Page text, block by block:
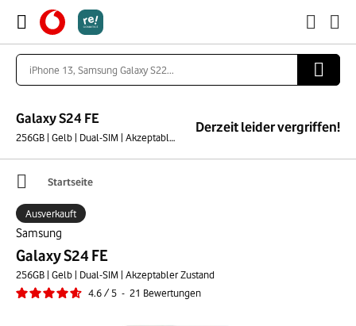
Galaxy S24 FE
256GB | Gelb | Dual-SIM | Akzeptabler Zustand
Derzeit leider vergriffen!
Startseite
Samsung
Galaxy S24 FE
256GB | Gelb | Dual-SIM | Akzeptabler Zustand
4.6/5 - 21 Bewertungen
Ausverkauft